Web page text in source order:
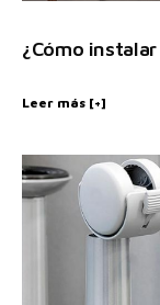
¿Cómo
Leer más [+]